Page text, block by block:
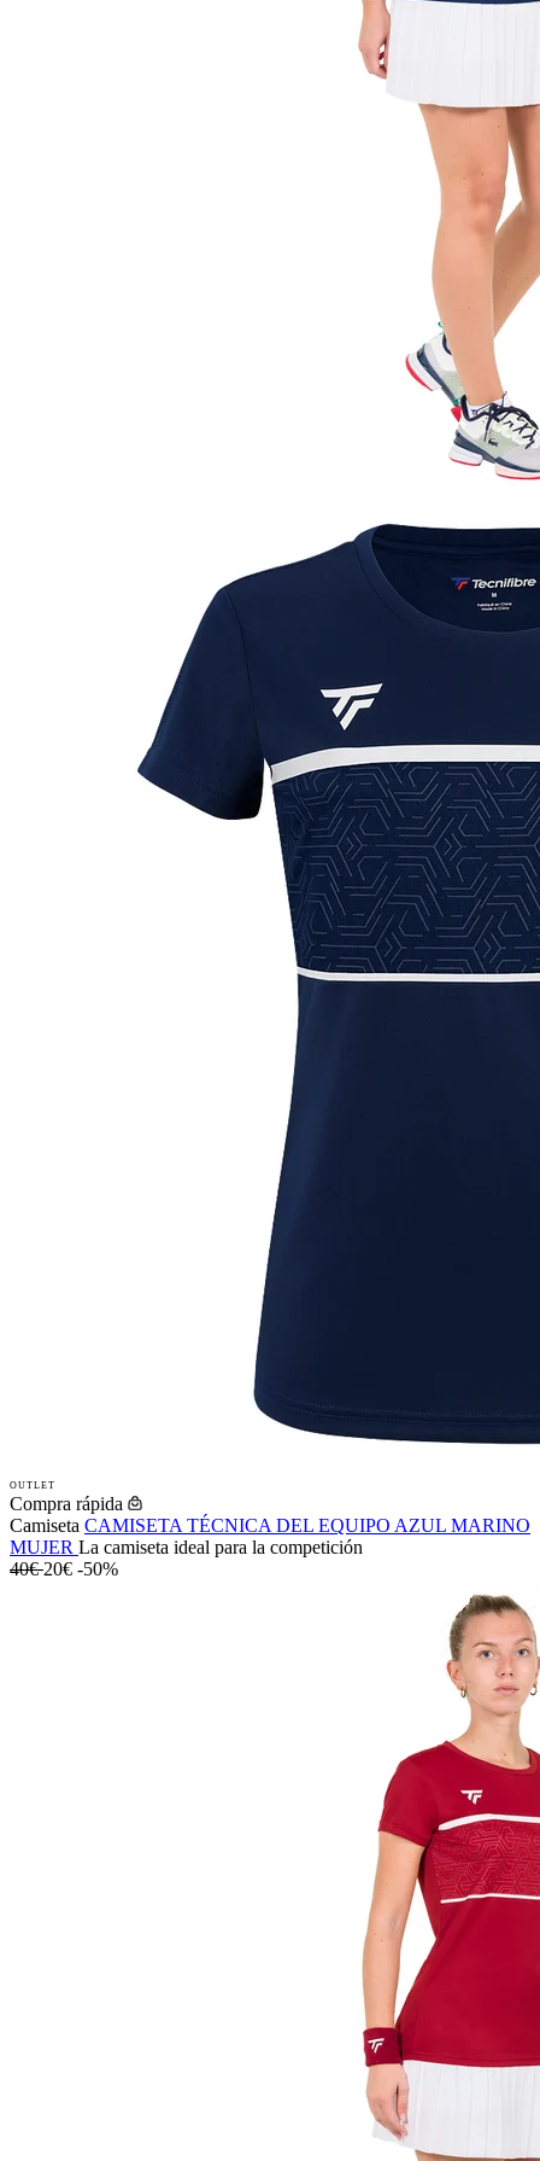
OUTLET
Compra rápida
Camiseta CAMISETA TÉCNICA DEL EQUIPO AZUL MARINO
MUJER La camiseta ideal para la competición
40€20€ -50%